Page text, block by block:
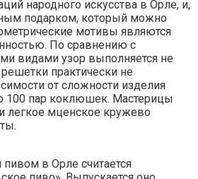
народного искусства в Орле, и,
подарком, который можно
мотивы являются
По сравнению с
видами узор выполняется не
практически не
от сложности изделия
100 пар коклюшек. Мастерицы
легкое мценское кружево
в Орле считается